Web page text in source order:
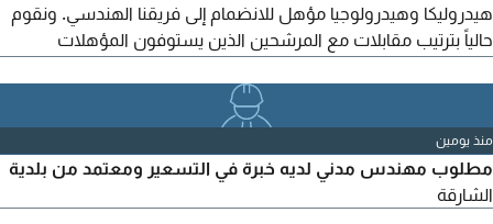
هيدروليكا وهيدرولوجيا مؤهل للانضمام إلى فريقنا الهندسي. ونقوم
حالياً بترتيب مقابلات مع المرشحين الذين يستوفون المؤهلات
الماجستير في الهندسة المدنية، أو الهندسة البيئية، أو أي تخصص ذي
منذ يومين
مطلوب مهندس مدني لديه خبرة في التسعير ومعتمد من بلدية
الشارقة